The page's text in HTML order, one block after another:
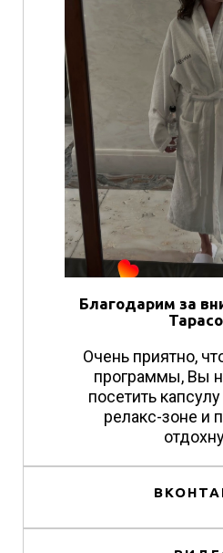
Благодарим за
Очень приятно,
программы, Вы
посетить
релакс-зоне и